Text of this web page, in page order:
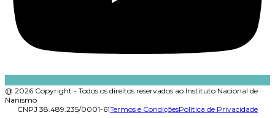
@ 2026 Copyright - Todos os direitos reservados ao Instituto Nacional de
Nanismo
CNPJ 38.489.235/0001-61Termos e CondiçõesPolítica de Privacidade